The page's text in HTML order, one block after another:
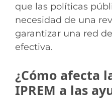
que las políticas
necesidad de una
garantizar una red
efectiva.
¿Cómo afecta
IPREM a las